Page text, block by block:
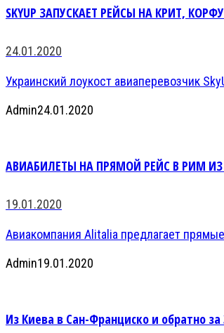
SKYUP ЗАПУСКАЕТ РЕЙСЫ НА КРИТ,
24.01.2020
Украинский лоукост авиаперевозчик
Admin24.01.2020
АВИАБИЛЕТЫ НА ПРЯМОЙ РЕЙС В РИМ ИЗ
19.01.2020
Авиакомпания Alitalia предлагает
Admin19.01.2020
Из Киева в Сан-Франциско и обратно за